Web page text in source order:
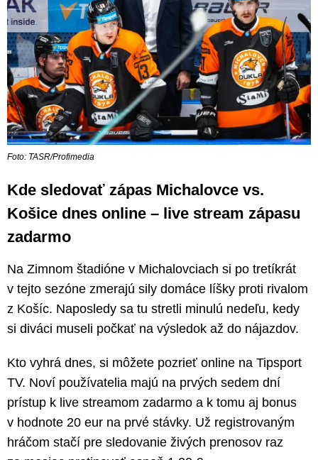
Foto: TASR/Profimedia
Kde sledovať zápas Michalovce vs.
Košice dnes online – live stream zápasu
zadarmo
Na Zimnom štadióne v Michalovciach si po tretíkrát
v tejto sezóne zmerajú sily domáce líšky proti rivalom
z Košíc. Naposledy sa tu stretli minulú nedeľu, kedy
si diváci museli počkať na výsledok až do nájazdov.
Kto vyhrá dnes, si môžete pozrieť online na Tipsport
TV. Noví používatelia majú na prvých sedem dní
prístup k live streamom zadarmo a k tomu aj bonus
v hodnote 20 eur na prvé stávky. Už registrovaným
hráčom stačí pre sledovanie živých prenosov raz